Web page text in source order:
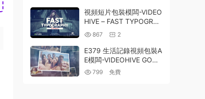
視頻短片包裝模闆-VIDEO
HIVE – FAST TYPOGRAP
HY – 20694062
867 2
E379 生活記錄視頻包裝A
E模闆-VIDEOHIVE GOO
D OLD DAYS 21753519
799 免費